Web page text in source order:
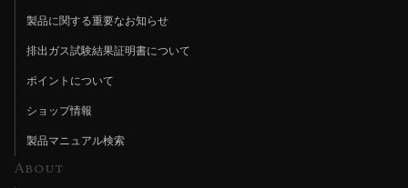
製品に関する重要なお知らせ
排出ガス試験結果証明書について
ポイントについて
ショップ情報
製品マニュアル検索
About